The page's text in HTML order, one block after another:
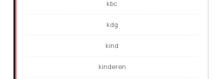
kbc
kdg
kind
kinderen